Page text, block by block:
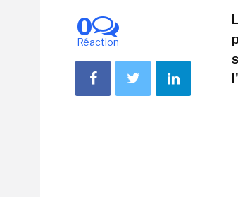
0
Réaction